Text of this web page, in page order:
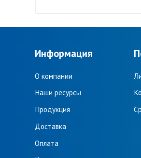
Информация
О компании
Наши ресурсы
Продукция
Доставка
Оплата